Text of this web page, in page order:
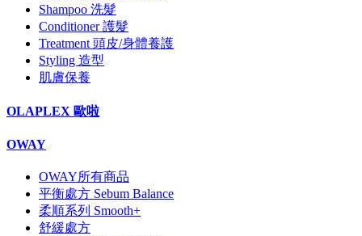
Shampoo 洗髮
Conditioner 護髮
Treatment 頭皮/身體養護
Styling 造型
肌膚保養
OLAPLEX 歐啦
OWAY
OWAY所有商品
平衡處方 Sebum Balance
柔順系列 Smooth+
舒緩處方